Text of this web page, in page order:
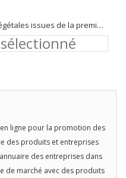
de la première pression à froid
ligne pour la promotion des
des produits et entreprises
des entreprises dans
de marché avec des produits